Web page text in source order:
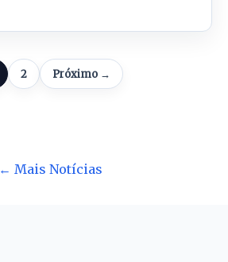
2 Próximo →
← Mais Notícias